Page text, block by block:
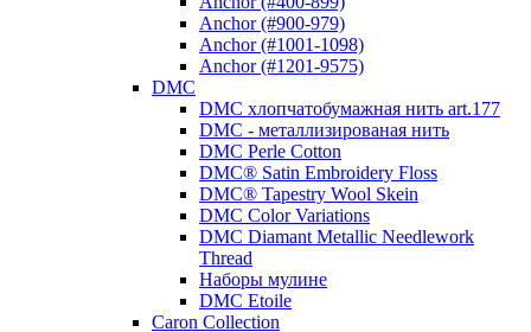
Anchor (#900-979)
Anchor (#1001-1098)
Anchor (#1201-9575)
DMC
DMC хлопчатобумажная нить art.177
DMC - металлизированая нить
DMC Perle Cotton
DMC® Satin Embroidery Floss
DMC® Tapestry Wool Skein
DMC Color Variations
DMC Diamant Metallic Needlework
Thread
Наборы мулине
DMC Etoile
Caron Collection